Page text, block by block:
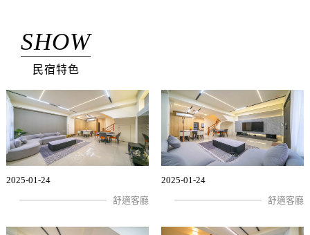
SHOW
民宿特色
2025-01-24
舒適客廳
2025-01-24
舒適客廳